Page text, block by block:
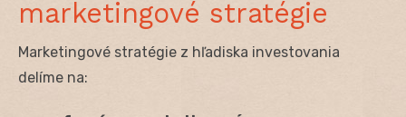
marketingové stratégie
Marketingové stratégie z hľadiska investovania
delíme na: